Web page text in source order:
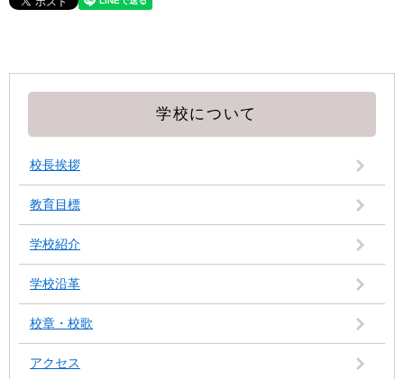
学校について
校長挨拶
教育目標
学校紹介
学校沿革
校章・校歌
アクセス